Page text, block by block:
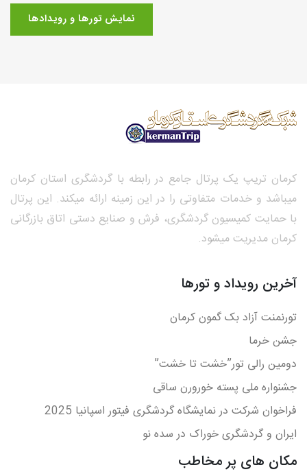
نمایش تورها و رویدادها
کرمان تریپ یک پرتال جامع در رابطه با گردشگری استان کرمان
میباشد و خدمات متفاوتی را در این زمینه ارائه میکند. این پرتال
با حمایت کمیسیون گردشگری، فرش و صنایع دستی اتاق بازرگانی
کرمان مدیریت میشود.
آخرین رویداد و تورها
تورنمنت آزاد بک گمون کرمان
جشن خرما
دومین رالی تور”خشت تا خشت”
جشنواره ملی پسته خورورن ساقی
فراخوان شرکت در نمايشگاه گردشگری فيتور اسپانيا 2025
ایران و گردشگری خوراک در سده نو
مکان های پر مخاطب